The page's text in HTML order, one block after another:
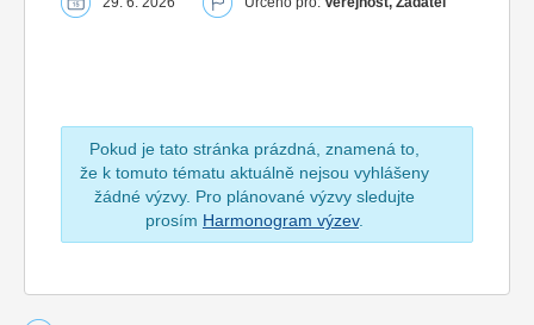
Pokud je tato stránka prázdná, znamená to,
že k tomuto tématu aktuálně nejsou vyhlášeny
žádné výzvy. Pro plánované výzvy sledujte
prosím Harmonogram výzev.